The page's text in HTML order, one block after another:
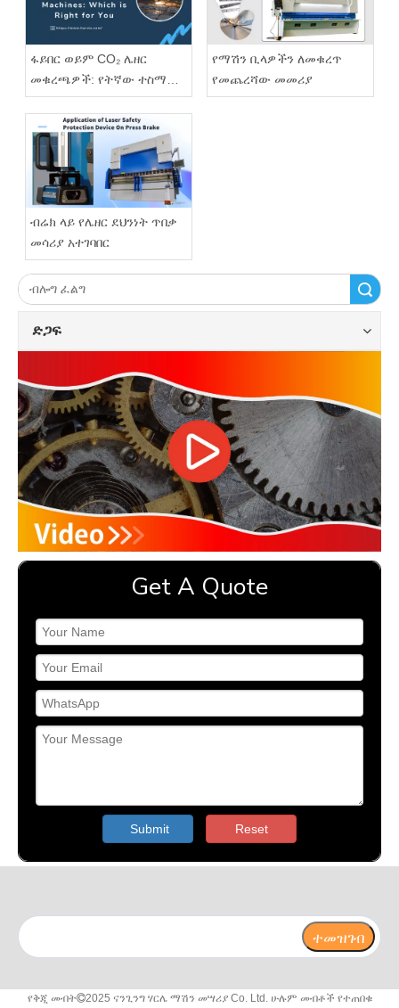
ፋይበር ወይም CO₂ ሌዘር
መቁረጫዎች: የትኛው ተስማሚ
ነው?
የማሽን ቢላዎችን ለመቁረጥ
የመጨረሻው መመሪያ
ብሬክ ላይ የሌዘር ደህንነት ጥበቃ
መሳሪያ አተገባበር
ድጋፍ
Get A Quote
Submit Reset
ተመዝገብ
የቅጂ መብት2025 ናንጊንግ ሃርሌ ማሽን መሣሪያ Co. Ltd. ሁሉም መብቶች የተጠበቁ